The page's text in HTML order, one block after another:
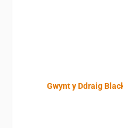
Gwynt y Ddraig